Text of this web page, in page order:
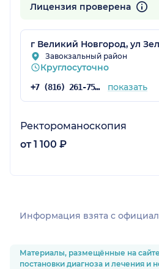
Лицензия проверена
г Великий Новгород, ул
Завокзальный район
Круглосуточно
+7 (816) 261-75-63 показать
Ректороманоскопия
от 1 100 ₽
Информация взята c
Материалы, размещённые на
постановки диагноза и лечения и